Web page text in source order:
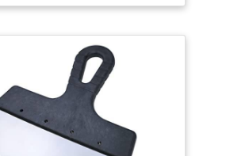
idéal pour un travail fin